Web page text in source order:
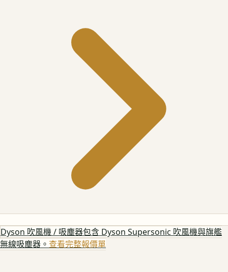
Dyson 吹風機 / 吸塵器包含 Dyson Supersonic 吹風機與旗艦
無線吸塵器。 查看完整報價單